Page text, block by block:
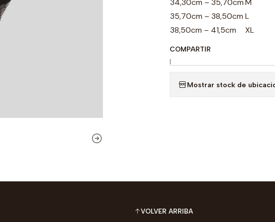
34,30cm – 35,70cm M
35,70cm – 38,50cm L
38,50cm – 41,5cm
XL
COMPARTIR
|
Mostrar stock de
VOLVER ARRIBA